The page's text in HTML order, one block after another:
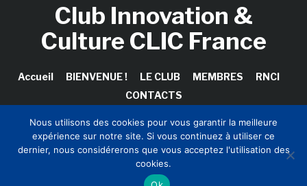
Club Innovation &
Culture CLIC France
Accueil BIENVENUE ! LE CLUB MEMBRES
RNCI
CONTACTS
Copyright © 2026 Club Innovation & Culture CLIC France /
Sinapses Conseils
Nous utilisons des cookies pour vous garantir la meilleure
expérience sur notre site. Si vous continuez à utiliser ce
dernier, nous considérerons que vous acceptez l'utilisation des
cookies.